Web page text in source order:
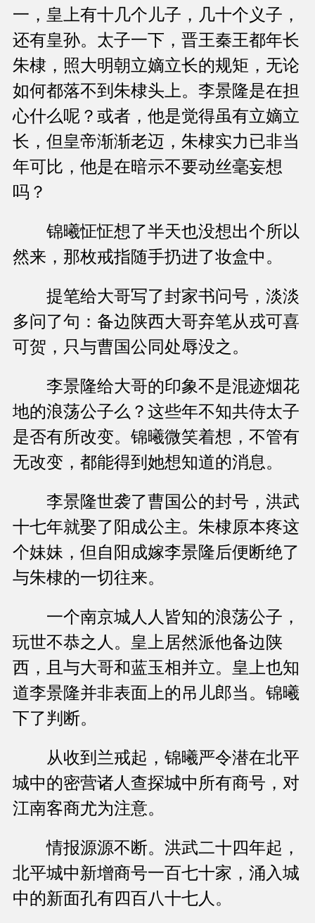
一，皇上有十几个儿子，几十个义子，
还有皇孙。太子一下，晋王秦王都年长
朱棣，照大明朝立嫡立长的规矩，无论
如何都落不到朱棣头上。李景隆是在担
心什么呢？或者，他是觉得虽有立嫡立
长，但皇帝渐渐老迈，朱棣实力已非当
年可比，他是在暗示不要动丝毫妄想
吗？
锦曦怔怔想了半天也没想出个所以
然来，那枚戒指随手扔进了妆盒中。
提笔给大哥写了封家书问号，淡淡
多问了句：备边陕西大哥弃笔从戎可喜
可贺，只与曹国公同处辱没之。
李景隆给大哥的印象不是混迹烟花
地的浪荡公子么？这些年不知共侍太子
是否有所改变。锦曦微笑着想，不管有
无改变，都能得到她想知道的消息。
李景隆世袭了曹国公的封号，洪武
十七年就娶了阳成公主。朱棣原本疼这
个妹妹，但自阳成嫁李景隆后便断绝了
与朱棣的一切往来。
一个南京城人人皆知的浪荡公子，
玩世不恭之人。皇上居然派他备边陕
西，且与大哥和蓝玉相并立。皇上也知
道李景隆并非表面上的吊儿郎当。锦曦
下了判断。
从收到兰戒起，锦曦严令潜在北平
城中的密营诸人查探城中所有商号，对
江南客商尤为注意。
情报源源不断。洪武二十四年起，
北平城中新增商号一百七十家，涌入城
中的新面孔有四百八十七人。